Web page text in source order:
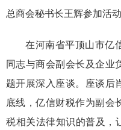
总商会秘书长王辉参加活动
在河南省平顶山市亿
同志与商会副会长及企业
题开展深入座谈。座谈后
底线，亿信财税作为副会
税相关法律知识的普及，